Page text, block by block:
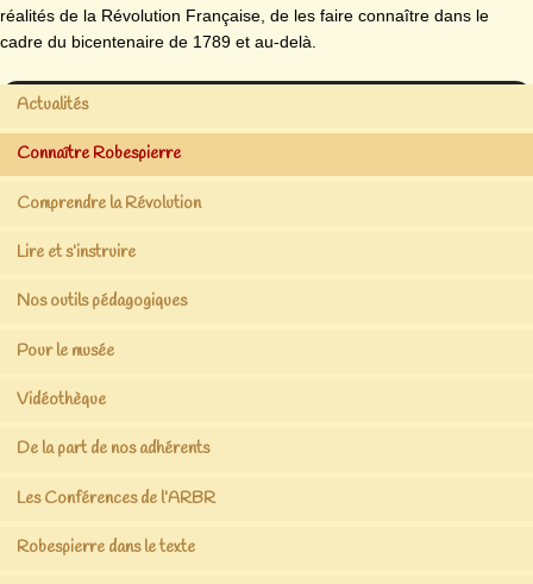
réalités de la Révolution Française, de les faire connaître dans le
cadre du bicentenaire de 1789 et au-delà.
Actualités
Connaître Robespierre
Comprendre la Révolution
Lire et s’instruire
Nos outils pédagogiques
Pour le musée
Vidéothèque
De la part de nos adhérents
Les Conférences de l’ARBR
Robespierre dans le texte